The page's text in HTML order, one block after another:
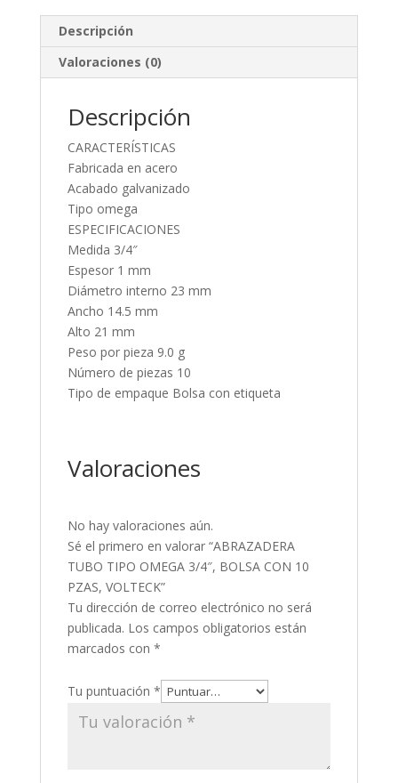
Descripción
Valoraciones (0)
Descripción
CARACTERÍSTICAS
Fabricada en acero
Acabado galvanizado
Tipo omega
ESPECIFICACIONES
Medida 3/4″
Espesor 1 mm
Diámetro interno 23 mm
Ancho 14.5 mm
Alto 21 mm
Peso por pieza 9.0 g
Número de piezas 10
Tipo de empaque Bolsa con etiqueta
Valoraciones
No hay valoraciones aún.
Sé el primero en valorar “ABRAZADERA
TUBO TIPO OMEGA 3/4″, BOLSA CON 10
PZAS, VOLTECK”
Tu dirección de correo electrónico no será
publicada. Los campos obligatorios están
marcados con *
Tu puntuación *